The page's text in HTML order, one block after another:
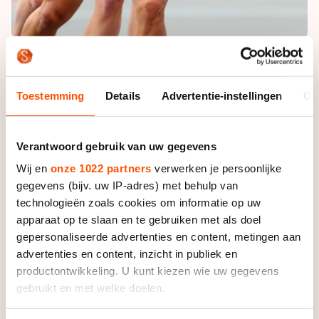
Toestemming Details Advertentie-instellingen
Verantwoord gebruik van uw gegevens
Wij en onze 1022 partners verwerken je persoonlijke
gegevens (bijv. uw IP-adres) met behulp van
technologieën zoals cookies om informatie op uw
apparaat op te slaan en te gebruiken met als doel
gepersonaliseerde advertenties en content, metingen aan
advertenties en content, inzicht in publiek en
productontwikkeling. U kunt kiezen wie uw gegevens
gebruikt en met welke doelen.
Ariëns reed met nog enkele omlopen van 1700 meter
te gaan weg bij de junioren Jordy Harink en Jan
jarige Korenberg rijden straks hun EK bij de junioren.
"Jammer dat ik met twee ploegmaten zat," zei
Korenberg over Ariëns en Harink. "Ik had liever met zijn
drieën bij elkaar willen blijven. Jordy ging op het laatst
niet meer zo hard, maar hij kon nog wel sprinten."
Harink: "Dat kan ik altijd nog wel. Lang hard rijden is
zwaar voor mij. Alle credits aan Jan, hij heeft hard
doorgereden."